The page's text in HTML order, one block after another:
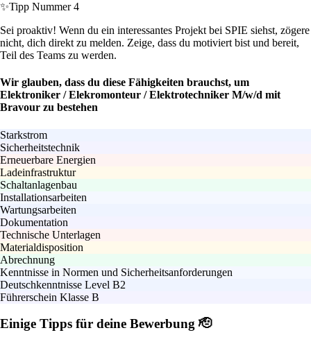
✨Tipp Nummer 4
Sei proaktiv! Wenn du ein interessantes Projekt bei SPIE siehst, zögere
nicht, dich direkt zu melden. Zeige, dass du motiviert bist und bereit,
Teil des Teams zu werden.
Wir glauben, dass du diese Fähigkeiten brauchst, um
Elektroniker / Elekromonteur / Elektrotechniker M/w/d mit
Bravour zu bestehen
Starkstrom
Sicherheitstechnik
Erneuerbare Energien
Ladeinfrastruktur
Schaltanlagenbau
Installationsarbeiten
Wartungsarbeiten
Dokumentation
Technische Unterlagen
Materialdisposition
Abrechnung
Kenntnisse in Normen und Sicherheitsanforderungen
Deutschkenntnisse Level B2
Führerschein Klasse B
Einige Tipps für deine Bewerbung 🫡